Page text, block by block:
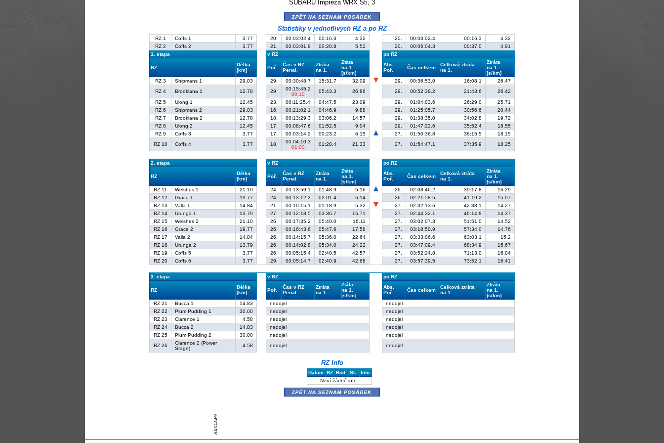
SUBARU Impreza WRX Sti, 3
zpět na seznam posádek
Statistiky v jednotlivých RZ a po RZ
RZ 1 Coffs 1 3.77 20. 00:03:02.4 00:16.3 4.32 20. 00:03:02.4 00:16.3
4.32
RZ 2
Coffs 2 3.77 21. 00:03:01.9 00:20.8 5.52 20. 00:06:04.3 00:37.0
4.91
1. etapa
v RZ po RZ
RZ
Délka
[km]
Poř.
Čas v RZ
Penal.
Ztráta
na 1.
Ztáta
na 1.
[s/km]
Abs.
Poř.
Čas celkem
Celková ztráta
na 1.
Ztráta
na 1.
[s/km]
RZ 3
Shipmans 1 29.03 29. 00:30:48.7 15:31.7 32.09 29. 00:36:53.0 16:08.1
26.47
RZ 4
Brooklana 1 12.78 29.
00:15:45.2
00:10
05:43.3 26.86 29. 00:52:38.2 21:43.6
26.42
RZ 5
Ulong 1 12.45 23. 00:11:25.4 04:47.5 23.09 29. 01:04:03.6 26:29.0
25.71
RZ 6
Shipmans 2 29.03 16. 00:21:02.1 04:46.9 9.88 29. 01:25:05.7 30:56.6
20.44
RZ 7
Brooklana 2 12.78 18. 00:13:29.3 03:06.2 14.57 29. 01:38:35.0 34:02.8
19.72
RZ 8
Ulong 2 12.45 17. 00:08:47.6 01:52.5 9.04 29. 01:47:22.6 35:52.4
18.55
RZ 9
Coffs 3 3.77 17. 00:03:14.2 00:23.2 6.15 27. 01:50:36.8 36:15.5
18.15
RZ 10
Coffs 4 3.77 18.
00:04:10.3
01:00
01:20.4 21.33 27. 01:54:47.1 37:35.9 18.25
2. etapa v RZ po RZ
RZ
Délka
[km]
Poř.
Čas v RZ
Penal.
Ztráta
na 1.
Ztáta
na 1.
[s/km]
Abs.
Poř.
Čas celkem
Celková ztráta
na 1.
Ztráta
na 1.
[s/km]
RZ 11
Welshes 1 21.10 24. 00:13:59.1 01:48.9 5.16 26. 02:08:46.2 39:17.8
16.29
RZ 12
Grace 1 19.77 24. 00:13:12.3 02:01.4 6.14 26. 02:21:58.5 41:19.2
15.07
RZ 13
Valla 1 14.84 21. 00:10:15.1 01:18.9 5.32 27. 02:32:13.6 42:38.1
14.27
RZ 14
Urunga 1 13.79 27. 00:12:18.5 03:36.7 15.71 27. 02:44:32.1 46:14.8
14.37
RZ 15
Welshes 2 21.10 26. 00:17:35.2 05:40.0 16.11 27. 03:02:07.3 51:51.0
14.52
RZ 16
Grace 2 19.77 26. 00:16:43.6 05:47.6 17.58 27. 03:18:50.9 57:34.0
14.76
RZ 17
Valla 2 14.84 26. 00:14:15.7 05:36.0 22.64 27. 03:33:06.6 63:03.1
15.2
RZ 18
Urunga 2 13.79 26. 00:14:02.8 05:34.0 24.22 27. 03:47:09.4 68:34.9
15.67
RZ 19
Coffs 5 3.77 26. 00:05:15.4 02:40.5 42.57 27. 03:52:24.8 71:13.0
16.04
RZ 20
Coffs 6 3.77 29. 00:05:14.7 02:40.9 42.68 27. 03:57:39.5 73:52.1 16.41
3. etapa v RZ po RZ
RZ
Délka
[km]
Poř.
Čas v RZ
Penal.
Ztráta
na 1.
Ztáta
na 1.
[s/km]
Abs.
Poř.
Čas celkem
Celková ztráta
na 1.
Ztráta
na 1.
[s/km]
RZ 21
Bucca 1 14.83 nedojel
nedojel
RZ 22
Plum Pudding 1 30.00 nedojel
nedojel
RZ 23
Clarence 1 4.58 nedojel
nedojel
RZ 24
Bucca 2 14.83 nedojel
nedojel
RZ 25
Plum Pudding 2 30.00 nedojel
nedojel
RZ 26
Clarence 2 (Power
Stage)
4.58 nedojel nedojel
RZ Info
Datum RZ Bod. Sk.
Info
Není žádné info.
zpět na seznam posádek